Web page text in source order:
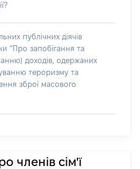
публічних діячів
“Про запобігання та
доходів, одержаних
тероризму та
зброї масового
членів сім'ї